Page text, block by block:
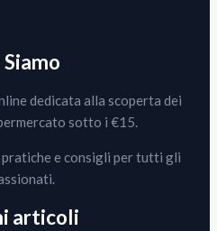
Siamo
dedicata alla scoperta dei
sotto i €15.
pratiche e consigli per tutti gli
articoli